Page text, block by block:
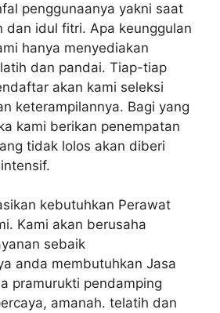
penggunaanya yakni saat
dan idul fitri. Apa keunggulan
hanya menyediakan
dan pandai. Tiap-tiap
akan kami seleksi
keterampilannya. Bagi yang
kami berikan penempatan
tidak lolos akan diberi
kebutuhkan Perawat
Kami akan berusaha
sebaik
anda membutuhkan Jasa
pramurukti pendamping
amanah. telatih dan